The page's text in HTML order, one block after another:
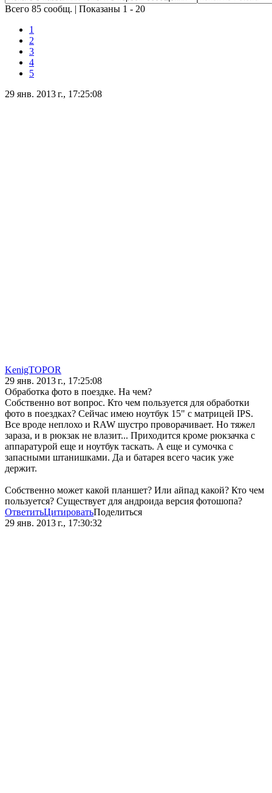
Всего 85 сообщ. | Показаны 1 - 20
1
2
3
4
5
29 янв. 2013 г., 17:25:08
KenigTOPOR
29 янв. 2013 г., 17:25:08
Обработка фото в поездке. На чем?
Собственно вот вопрос. Кто чем пользуется для обработки
фото в поездках? Сейчас имею ноутбук 15" с матрицей IPS.
Все вроде неплохо и RAW шустро проворачивает. Но тяжел
зараза, и в рюкзак не влазит... Приходится кроме рюкзачка с
аппаратурой еще и ноутбук таскать. А еще и сумочка с
запасными штанишками. Да и батарея всего часик уже
держит.
Собственно может какой планшет? Или айпад какой? Кто чем
пользуется? Существует для андроида версия фотошопа?
ОтветитьЦитироватьПоделиться
29 янв. 2013 г., 17:30:32